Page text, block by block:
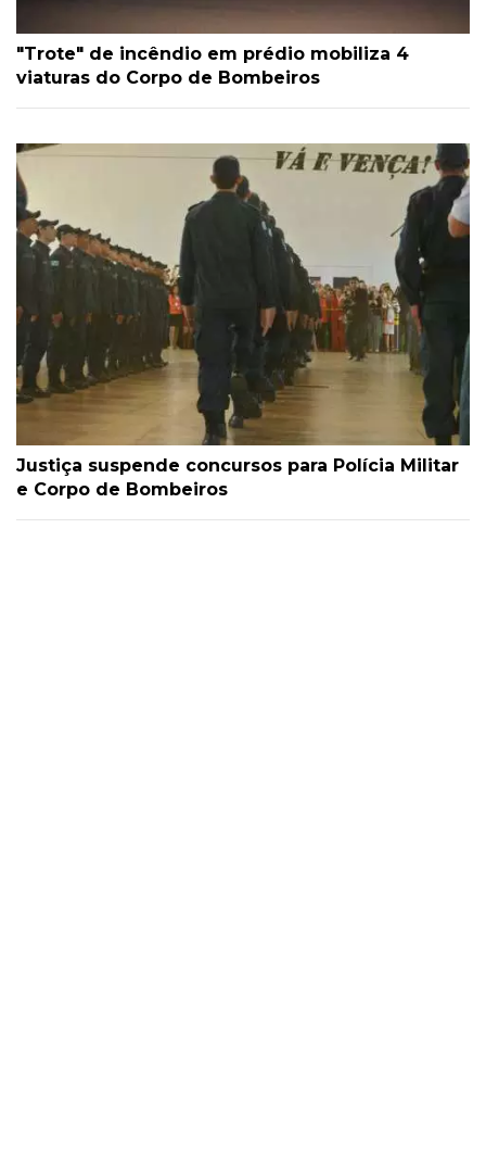
"Trote" de incêndio em prédio mobiliza 4
viaturas do Corpo de Bombeiros
Justiça suspende concursos para Polícia Militar
e Corpo de Bombeiros